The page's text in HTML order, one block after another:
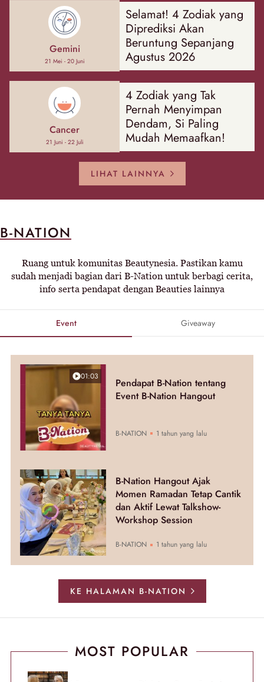
Gemini
21 Mei - 20 Juni
Selamat! 4 Zodiak yang
Diprediksi Akan
Beruntung Sepanjang
Agustus 2026
Cancer
21 Juni - 22 Juli
4 Zodiak yang Tak
Pernah Menyimpan
Dendam, Si Paling
Mudah Memaafkan!
LIHAT LAINNYA
B-NATION
Ruang untuk komunitas Beautynesia. Pastikan kamu
sudah menjadi bagian dari B-Nation untuk berbagi cerita,
info serta pendapat dengan Beauties lainnya
Event Giveaway
01:03
Pendapat B-Nation tentang
Event B-Nation Hangout
B-NATION 1 tahun yang lalu
B-Nation Hangout Ajak
Momen Ramadan Tetap Cantik
dan Aktif Lewat Talkshow-
Workshop Session
B-NATION 1 tahun yang lalu
KE HALAMAN B-NATION
MOST POPULAR